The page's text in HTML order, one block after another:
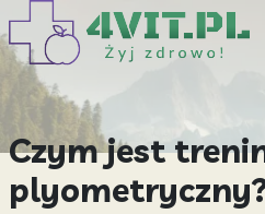
Czym jest